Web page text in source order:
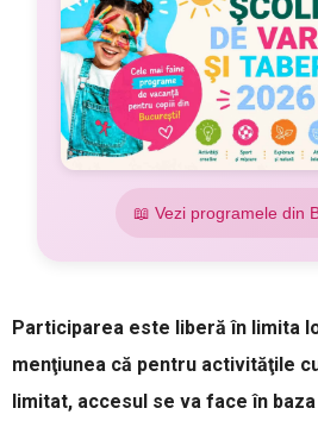
📖 Vezi programele din
Participarea este liberă în limita
menţiunea că pentru activităţile
limitat, accesul se va face în